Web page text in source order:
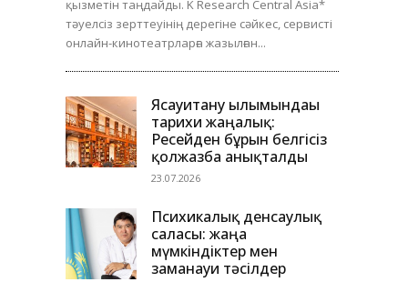
қызметін таңдайды. K Research Central Asia*
тәуелсіз зерттеуінің дерегіне сәйкес, сервисті
онлайн-кинотеатрларға жазылған...
Ясауитану ғылымындағы
тарихи жаңалық:
Ресейден бұрын белгісіз
қолжазба анықталды
23.07.2026
Психикалық денсаулық
саласы: жаңа
мүмкіндіктер мен
заманауи тәсілдер